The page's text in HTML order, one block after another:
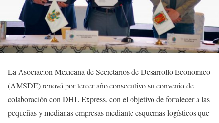
La Asociación Mexicana de Secretarios de Desarrollo Económico
(AMSDE) renovó por tercer año consecutivo su convenio de
colaboración con DHL Express, con el objetivo de fortalecer a las
pequeñas y medianas empresas mediante esquemas logísticos que